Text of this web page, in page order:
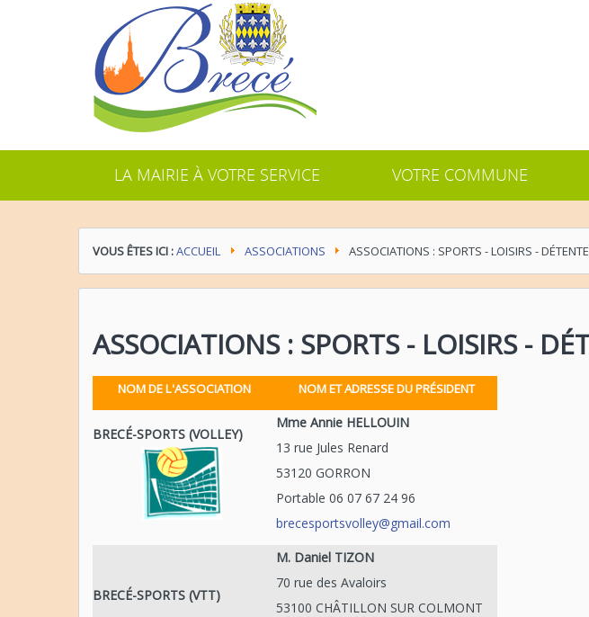
LA MAIRIE À VOTRE SERVICE VOTRE COMMUNE
VOUS ÊTES ICI :ACCUEIL ASSOCIATIONS ASSOCIATIONS : SPORTS - LOISIRS - DÉTENTE
ASSOCIATIONS : SPORTS - LOISIRS -
NOM DE L'ASSOCIATION NOM ET ADRESSE DU PRÉSIDENT
BRECÉ-SPORTS (VOLLEY)
Mme Annie HELLOUIN
13 rue Jules Renard
53120 GORRON
Portable 06 07 67 24 96
brecesportsvolley@gmail.com
BRECÉ-SPORTS (VTT)
M. Daniel TIZON
70 rue des Avaloirs
53100 CHÂTILLON SUR COLMONT